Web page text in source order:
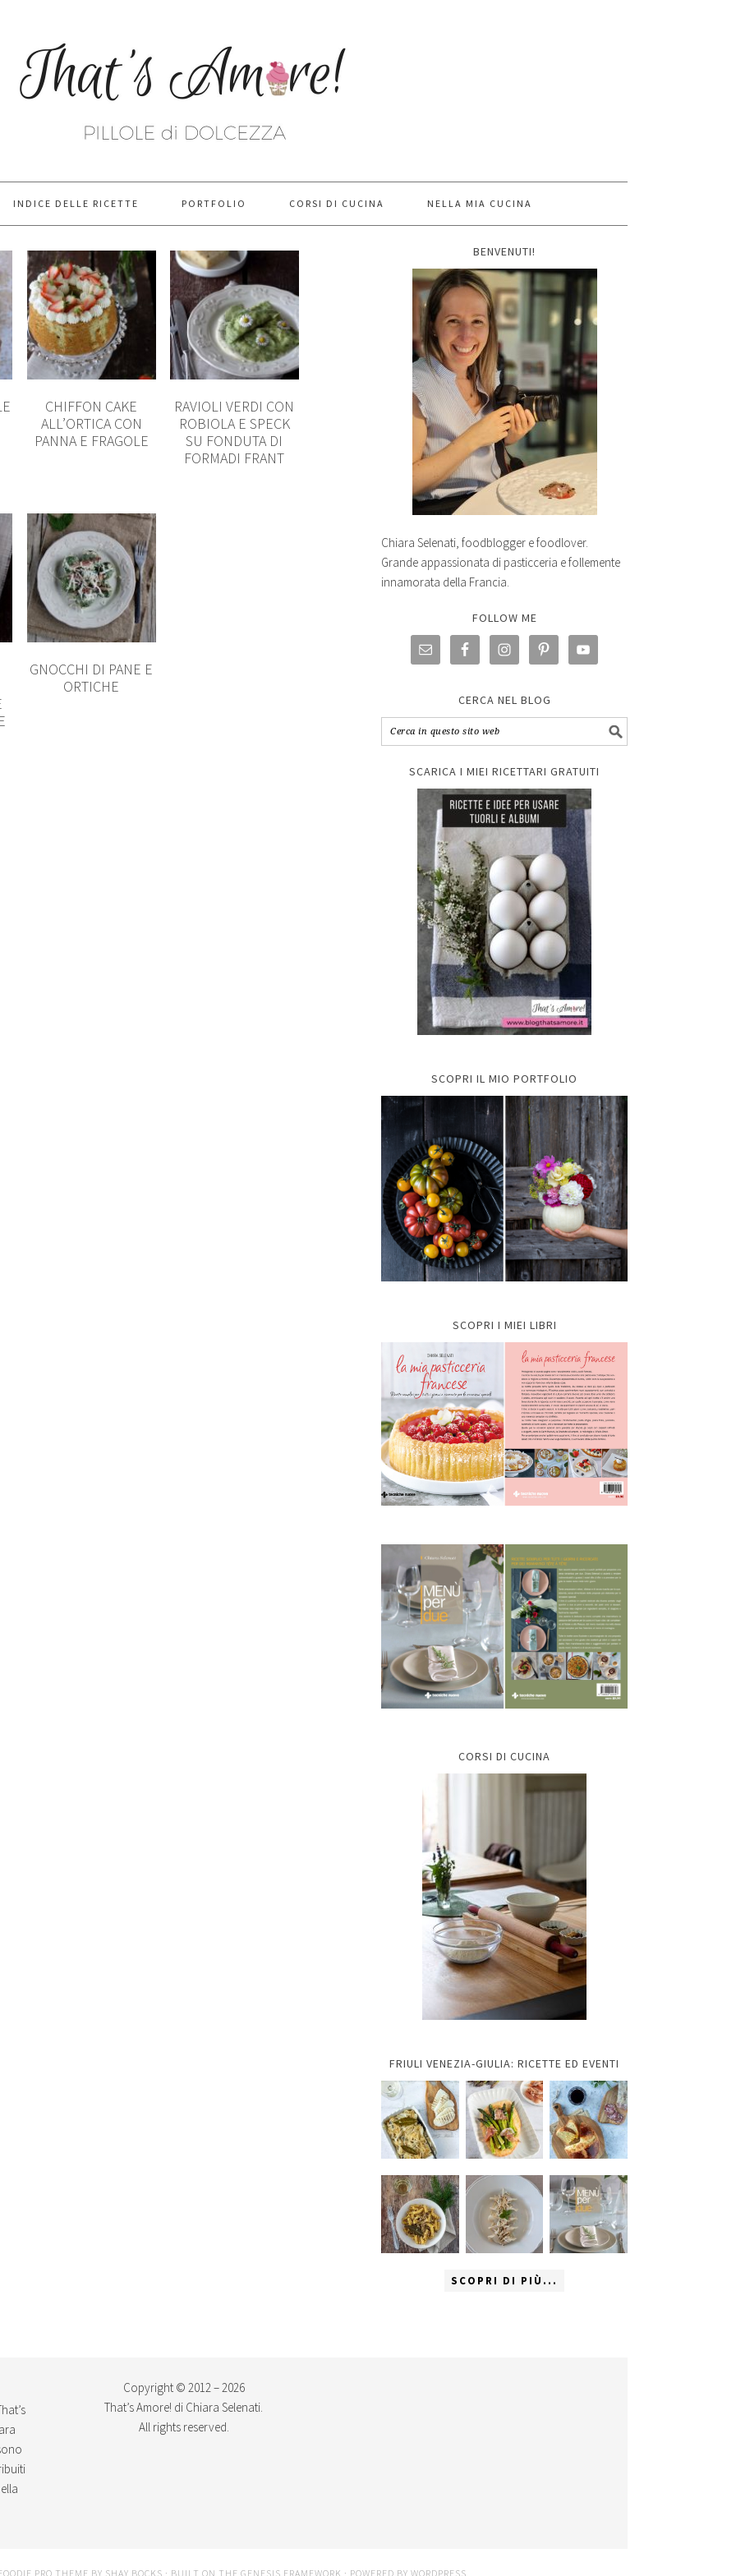
INDICE DELLE RICETTE PORTFOLIO CORSI DI CUCINA NELLA MIA CUCINA
CHIFFON CAKE
ALL’ORTICA CON
PANNA E FRAGOLE
RAVIOLI VERDI CON
ROBIOLA E SPECK
SU FONDUTA DI
FORMADI FRANT
GNOCCHI DI PANE E
ORTICHE
BENVENUTI!
Chiara Selenati, foodblogger e foodlover.
Grande appassionata di pasticceria e follemente
innamorata della Francia.
FOLLOW ME
CERCA NEL BLOG
SCARICA I MIEI RICETTARI GRATUITI
SCOPRI IL MIO PORTFOLIO
SCOPRI I MIEI LIBRI
CORSI DI CUCINA
FRIULI VENEZIA-GIULIA: RICETTE ED EVENTI
SCOPRI DI PIÙ...
Copyright © 2012 – 2026
That’s Amore! di Chiara Selenati.
All rights reserved.
PRO THEME BY SHAY BOCKS · BUILT ON THE GENESIS FRAMEWORK · POWERED BY WORDPRESS